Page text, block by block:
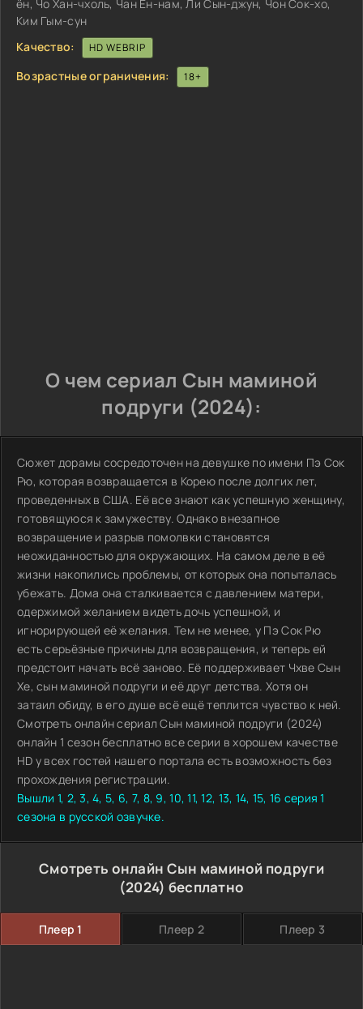
ён, Чо Хан-чхоль, Чан Ён-нам, Ли Сын-джун, Чон Сок-хо,
Ким Гым-сун
Качество:
HD WEBRIP
Возрастные ограничения: 18+
О чем сериал Сын маминой
подруги (2024):
Сюжет дорамы сосредоточен на девушке по имени Пэ Сок
Рю, которая возвращается в Корею после долгих лет,
проведенных в США. Её все знают как успешную женщину,
готовящуюся к замужеству. Однако внезапное
возвращение и разрыв помолвки становятся
неожиданностью для окружающих. На самом деле в её
жизни накопились проблемы, от которых она попыталась
убежать. Дома она сталкивается с давлением матери,
одержимой желанием видеть дочь успешной, и
игнорирующей её желания. Тем не менее, у Пэ Сок Рю
есть серьёзные причины для возвращения, и теперь ей
предстоит начать всё заново. Её поддерживает Чхве Сын
Хе, сын маминой подруги и её друг детства. Хотя он
затаил обиду, в его душе всё ещё теплится чувство к ней.
Смотреть онлайн сериал Сын маминой подруги (2024)
онлайн 1 сезон бесплатно все серии в хорошем качестве
HD у всех гостей нашего портала есть возможность без
прохождения регистрации.
Вышли 1, 2, 3, 4, 5, 6, 7, 8, 9, 10, 11, 12, 13, 14, 15, 16 серия 1
сезона в русской озвучке.
Смотреть онлайн Сын маминой подруги
(2024) бесплатно
Плеер 1 Плеер 2 Плеер 3